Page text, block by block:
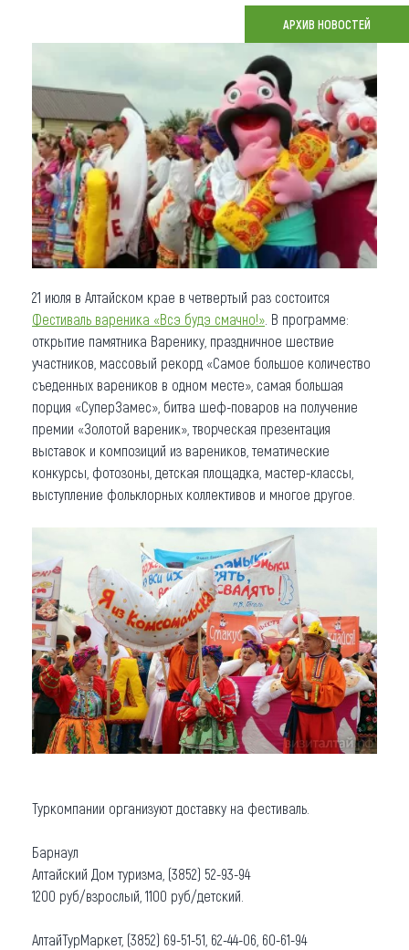
Коллекция впечатлений
Другие рубрики
АРХИВ НОВОСТЕЙ
21 июля в Алтайском крае в четвертый раз состоится
Фестиваль вареника «Всэ будэ смачно!» . В программе:
открытие памятника Варенику, праздничное шествие
участников, массовый рекорд «Самое большое количество
съеденных вареников в одном месте», самая большая
порция «СуперЗамес», битва шеф-поваров на получение
премии «Золотой вареник», творческая презентация
выставок и композиций из вареников, тематические
конкурсы, фотозоны, детская площадка, мастер-классы,
выступление фольклорных коллективов и многое другое.
Туркомпании организуют доставку на фестиваль.
Барнаул
Алтайский Дом туризма, (3852) 52-93-94
1200 руб/взрослый, 1100 руб/детский.
АлтайТурМаркет, (3852) 69-51-51, 62-44-06, 60-61-94